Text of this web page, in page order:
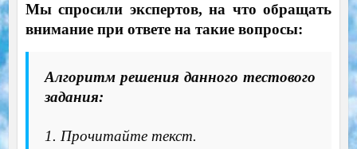
Мы спросили экспертов, на что обращать
внимание при ответе на такие вопросы:
Алгоритм решения данного тестового
задания:
1. Прочитайте текст.